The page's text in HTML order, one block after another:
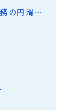
マイナ保険証を活用した救急業務の円滑化について